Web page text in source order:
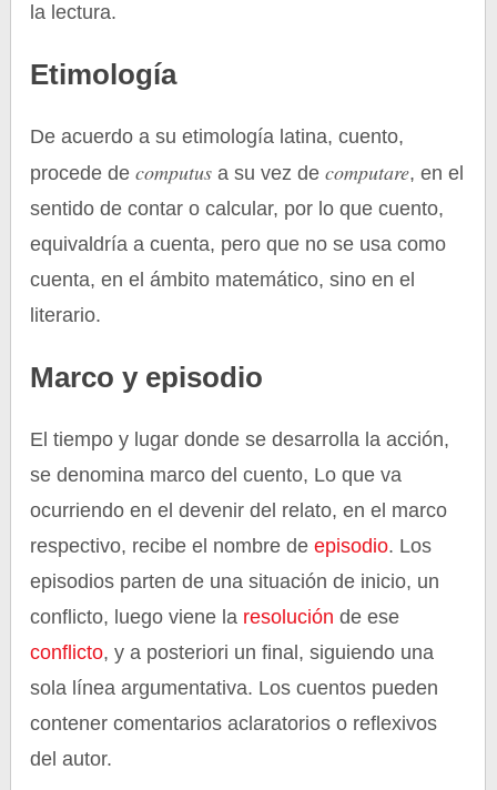
la lectura.
Etimología
De acuerdo a su etimología latina, cuento,
procede decomputus a su vez decomputare, en el
sentido de contar o calcular, por lo que cuento,
equivaldría a cuenta, pero que no se usa como
cuenta, en el ámbito matemático, sino en el
literario.
Marco y episodio
El tiempo y lugar donde se desarrolla la acción,
se denomina marco del cuento, Lo que va
ocurriendo en el devenir del relato, en el marco
respectivo, recibe el nombre deepisodio. Los
episodios parten de una situación de inicio, un
conflicto, luego viene la resolución de ese
conflicto, y a posteriori un final, siguiendo una
sola línea argumentativa. Los cuentos pueden
contener comentarios aclaratorios o reflexivos
del autor.